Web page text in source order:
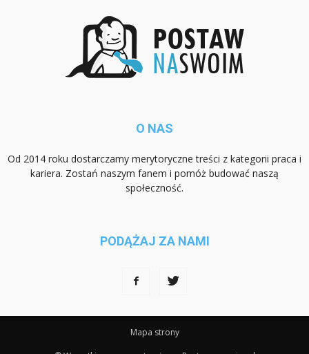
O NAS
Od 2014 roku dostarczamy merytoryczne treści z kategorii praca i
kariera. Zostań naszym fanem i pomóż budować naszą
społeczność.
PODĄŻAJ ZA NAMI
Mapa strony